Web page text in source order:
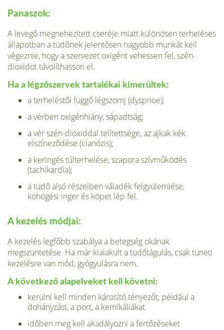
Panaszok:
A levegő megnehezített cseréje miatt különösen terheléses
állapotban a tüdőnek jelentősen nagyobb munkát kell
végeznie, hogy a szervezet oxigént vehessen fel, szén-
dioxidot távolíthasson el.
Ha a légzőszervek tartalékai kimerültek:
a terheléstől függő légszomj (dyspnoe);
a vérben oxigénhiány, sápadtság;
a vér szén-dioxiddal telítettsége, az ajkak kék
elszíneződése (cianózis);
a keringés túlterhelése, szapora szívműködés
(tachikardia);
a tüdő alsó részeiben váladék felgyülemlése,
köhögési inger és köpet lép fel.
A kezelés módjai:
A kezelés legfőbb szabálya a betegség okának
megszüntetése. Ha már kialakult a tüdőtágulás, csak tüneti
kezelésre van mód, gyógyulásra nem.
A következő alapelveket kell követni:
kerülni kell minden károsító tényezőt, például a
dohányzást, a port, a kemiká­liákat
időben meg kell akadályozni a fertőzéseket